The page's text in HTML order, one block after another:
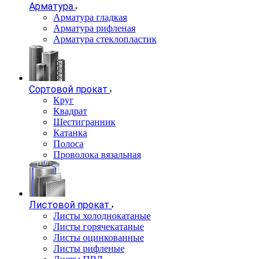
Арматура
Арматура гладкая
Арматура рифленая
Арматура стеклопластик
Сортовой прокат
Круг
Квадрат
Шестигранник
Катанка
Полоса
Проволока вязальная
Листовой прокат
Листы холоднокатаные
Листы горячекатаные
Листы оцинкованные
Листы рифленые